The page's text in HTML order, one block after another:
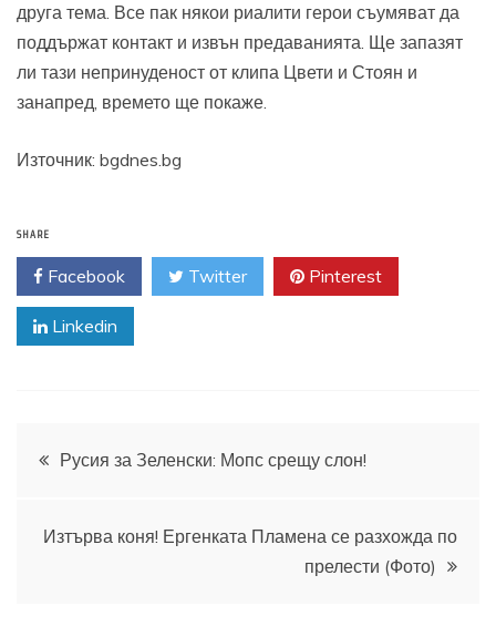
друга тема. Все пак някои риалити герои съумяват да
поддържат контакт и извън предаванията. Ще запазят
ли тази непринуденост от клипа Цвети и Стоян и
занапред, времето ще покаже.
Източник: bgdnes.bg
SHARE
Facebook Twitter Pinterest
Linkedin
Навигация
Русия за Зеленски: Мопс срещу слон!
Изтърва коня! Ергенката Пламена се разхожда по
прелести (Фото)